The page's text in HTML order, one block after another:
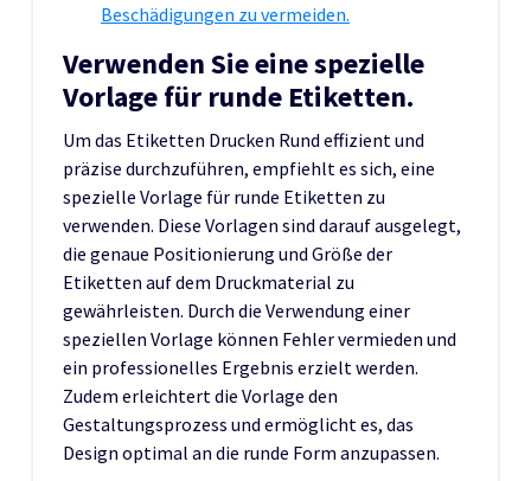
Beschädigungen zu vermeiden.
Verwenden Sie eine spezielle
Vorlage für runde Etiketten.
Um das Etiketten Drucken Rund effizient und
präzise durchzuführen, empfiehlt es sich, eine
spezielle Vorlage für runde Etiketten zu
verwenden. Diese Vorlagen sind darauf ausgelegt,
die genaue Positionierung und Größe der
Etiketten auf dem Druckmaterial zu
gewährleisten. Durch die Verwendung einer
speziellen Vorlage können Fehler vermieden und
ein professionelles Ergebnis erzielt werden.
Zudem erleichtert die Vorlage den
Gestaltungsprozess und ermöglicht es, das
Design optimal an die runde Form anzupassen.